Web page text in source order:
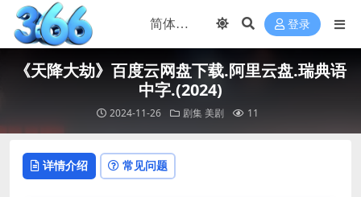
登录
《天降大劫》百度云网盘下载.阿里云盘.瑞典语
中字.(2024)
2024-11-26 剧集 美剧 11
详情介绍 常见问题